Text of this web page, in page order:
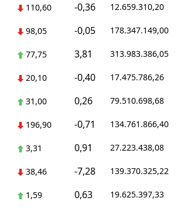
110,60 -0,36 12.659.310,20
98,05 -0,05 178.347.149,00
77,75 3,81 313.983.386,05
20,10 -0,40 17.475.786,26
31,00 0,26 79.510.698,68
196,90 -0,71 134.761.866,40
3,31 0,91 27.223.438,08
38,46 -7,28 139.370.325,22
1,59 0,63 19.625.397,33